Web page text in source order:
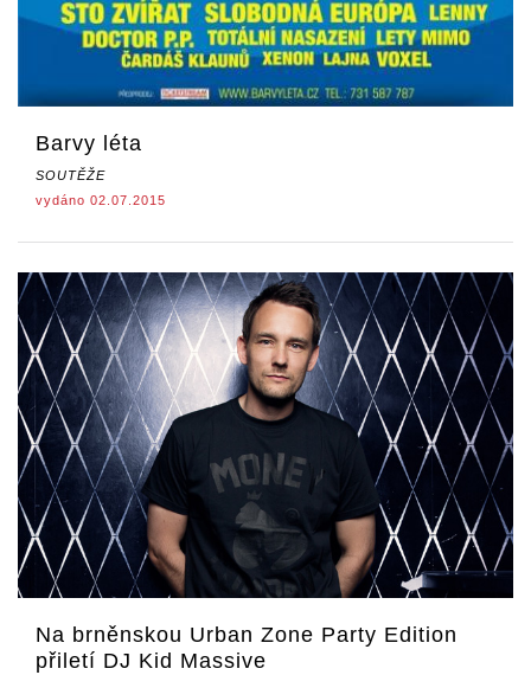
Barvy léta
SOUTĚŽE
vydáno 02.07.2015
Na brněnskou Urban Zone Party Edition
přiletí DJ Kid Massive